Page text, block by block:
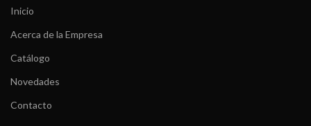
Inicio
Acerca de la Empresa
Catálogo
Novedades
Contacto